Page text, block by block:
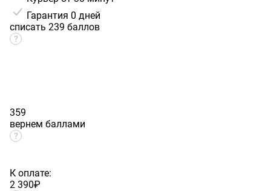
Гарантия 0 дней
списать 239 баллов
359
вернем баллами
К оплате:
2 390₽